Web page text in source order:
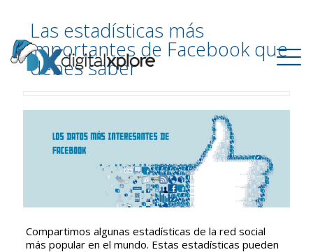
Las estadísticas más
importantes de Facebook que
debes saber
Compartimos algunas estadísticas de la red social
más popular en el mundo. Estas estadísticas pueden